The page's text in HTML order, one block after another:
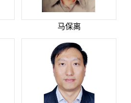
马保离